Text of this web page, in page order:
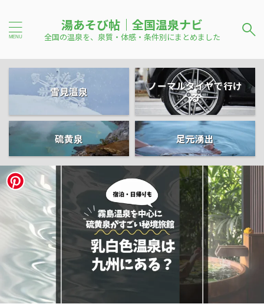
湯あそび帖｜全国温泉ナビ
全国の温泉を、泉質・体感・条件別にまとめました
雪見温泉
ノーマルタイヤで行け
る
硫黄泉 足元湧出